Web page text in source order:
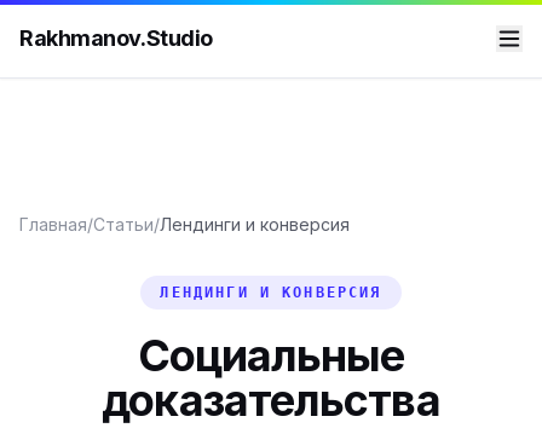
Rakhmanov.Studio
Главная/Статьи/Лендинги и конверсия
ЛЕНДИНГИ И КОНВЕРСИЯ
Социальные
доказательства